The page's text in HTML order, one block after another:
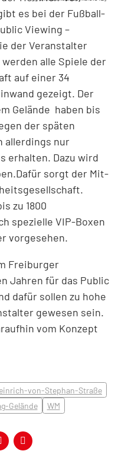
es bei der Fußball-
Viewing –
der Veranstalter
alle Spiele der
auf einer 34
gezeigt. Der
Gelände haben bis
der späten
allerdings nur
erhalten. Dazu wird
sorgt der Mit-
zu 1800
spezielle VIP-Boxen
vorgesehen.
Freiburger
Jahren für das Public
dafür sollen zu hohe
gewesen sein.
vom Konzept
von-Stephan-Straße
Gelände WM